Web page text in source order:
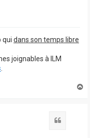
qui dans son temps libre
joignables à ILM